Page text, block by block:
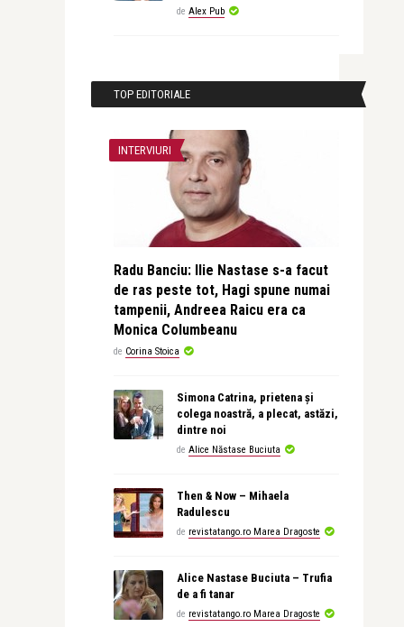
de Alex Pub
TOP EDITORIALE
INTERVIURI
Radu Banciu: Ilie Nastase s-a facut
de ras peste tot, Hagi spune numai
tampenii, Andreea Raicu era ca
Monica Columbeanu
de Corina Stoica
Simona Catrina, prietena și
colega noastră, a plecat, astăzi,
dintre noi
de Alice Năstase Buciuta
Then & Now – Mihaela
Radulescu
de revistatango.ro Marea Dragoste
Alice Nastase Buciuta – Trufia
de a fi tanar
de revistatango.ro Marea Dragoste